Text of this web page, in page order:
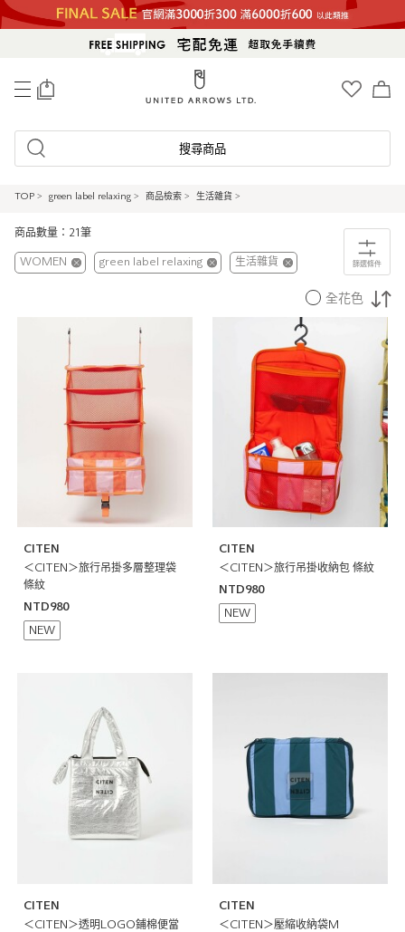
搜尋商品
TOP > green label relaxing > 商品檢索 > 生活雜貨 >
商品數量：21筆
篩選條件
WOMEN green label relaxing 生活雜貨
全花色
CITEN
＜CITEN＞旅行吊掛多層整理袋
條紋
NTD980
NEW
CITEN
＜CITEN＞旅行吊掛收納包 條紋
NTD980
NEW
CITEN
＜CITEN＞透明LOGO鋪棉便當
CITEN
＜CITEN＞壓縮收納袋M